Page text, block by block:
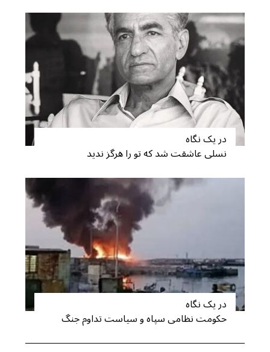
در یک نگاه
نسلی عاشقت شد که تو را هرگز ندید
در یک نگاه
حکومت نظامی سپاه و سیاست تداوم جنگ
S
e
a
r
c
h
o